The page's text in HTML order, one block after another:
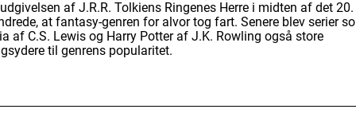
af J.R.R. Tolkiens Ringenes Herre i midten af det 20.
at fantasy-genren for alvor tog fart. Senere blev serier
af C.S. Lewis og Harry Potter af J.K. Rowling også store
til genrens popularitet.